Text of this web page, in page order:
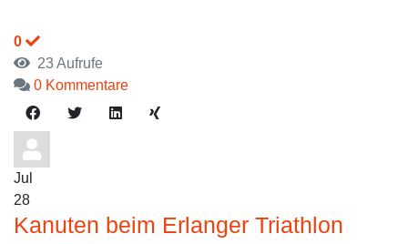
0
23 Aufrufe
0 Kommentare
Jul
28
Kanuten beim Erlanger Triathlon